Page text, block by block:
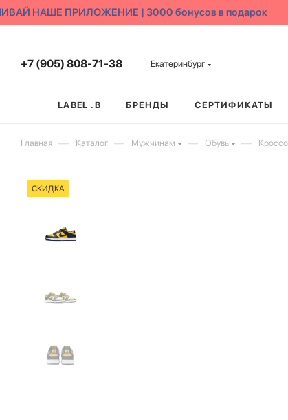
НАШЕ ПРИЛОЖЕНИЕ | 3000 бонусов в подарок
+7 (905) 808-71-38 Екатеринбург
LABEL .B БРЕНДЫ СЕРТИФИКАТЫ
Главная — Каталог — Мужчинам — Обувь —
СКИДКА